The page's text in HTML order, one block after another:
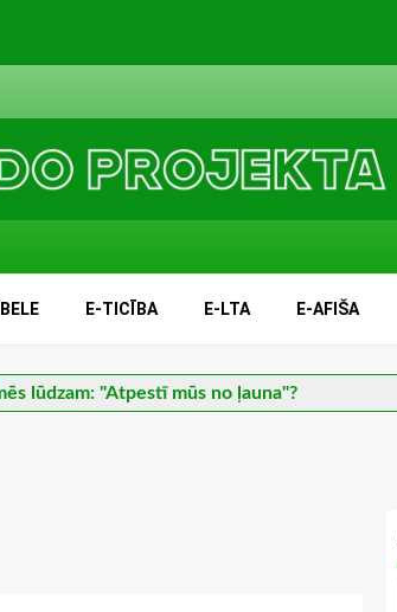
E-TICĪBA E-LTA E-AFIŠA
lūdzam: "Atpestī mūs no ļauna"?